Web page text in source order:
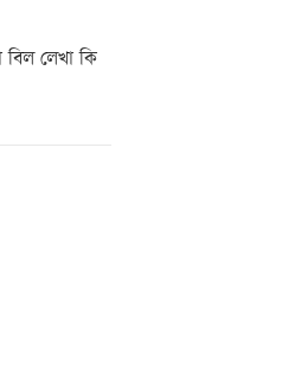
লেখা কি